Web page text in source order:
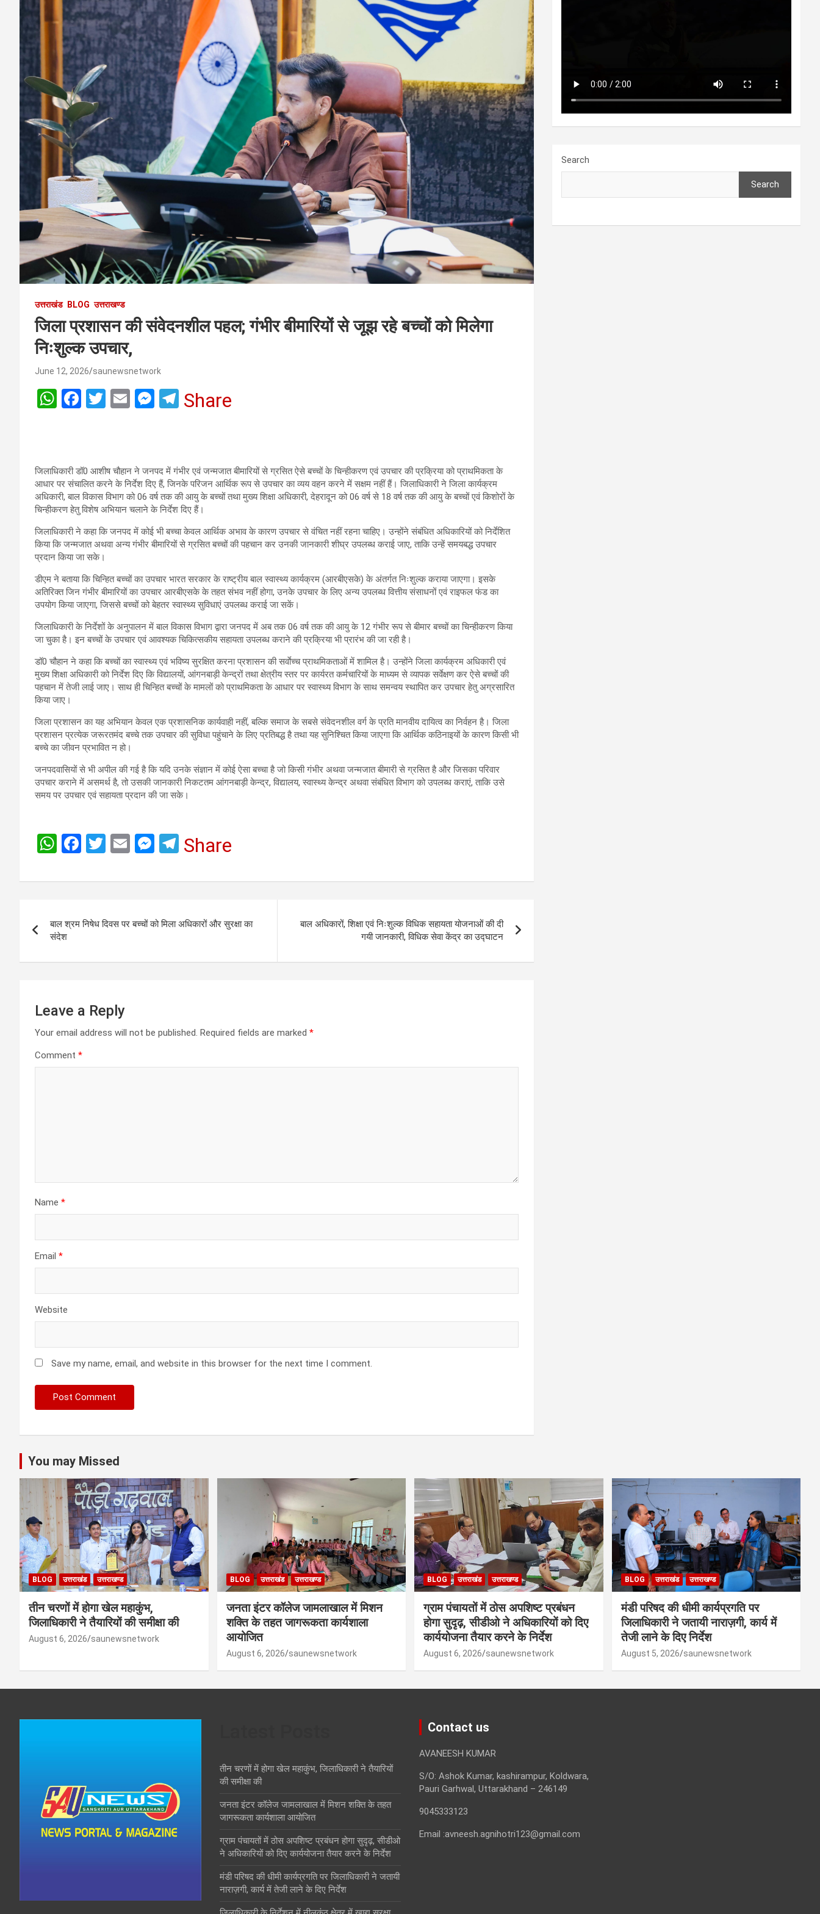
उत्तराखंड BLOG उत्तराखण्ड
जिला प्रशासन की संवेदनशील पहल; गंभीर बीमारियों से जूझ रहे बच्चों को मिलेगा
निःशुल्क उपचार,
June 12, 2026 saunewsnetwork
W
A
p
p
F
o
o
k
T
E
M
g
er
T
a
m
Share
जिलाधिकारी डॉ0 आशीष चौहान ने जनपद में गंभीर एवं जन्मजात बीमारियों से ग्रसित ऐसे बच्चों के चिन्हीकरण एवं उपचार की प्रक्रिया को प्राथमिकता के
आधार पर संचालित करने के निर्देश दिए हैं, जिनके परिजन आर्थिक रूप से उपचार का व्यय वहन करने में सक्षम नहीं हैं। जिलाधिकारी ने जिला कार्यक्रम
अधिकारी, बाल विकास विभाग को 06 वर्ष तक की आयु के बच्चों तथा मुख्य शिक्षा अधिकारी, देहरादून को 06 वर्ष से 18 वर्ष तक की आयु के बच्चों एवं किशोरों के
चिन्हीकरण हेतु विशेष अभियान चलाने के निर्देश दिए हैं।
जिलाधिकारी ने कहा कि जनपद में कोई भी बच्चा केवल आर्थिक अभाव के कारण उपचार से वंचित नहीं रहना चाहिए। उन्होंने संबंधित अधिकारियों को निर्देशित
किया कि जन्मजात अथवा अन्य गंभीर बीमारियों से ग्रसित बच्चों की पहचान कर उनकी जानकारी शीघ्र उपलब्ध कराई जाए, ताकि उन्हें समयबद्ध उपचार
प्रदान किया जा सके।
डीएम ने बताया कि चिन्हित बच्चों का उपचार भारत सरकार के राष्ट्रीय बाल स्वास्थ्य कार्यक्रम (आरबीएसके) के अंतर्गत निःशुल्क कराया जाएगा। इसके
अतिरिक्त जिन गंभीर बीमारियों का उपचार आरबीएसके के तहत संभव नहीं होगा, उनके उपचार के लिए अन्य उपलब्ध वित्तीय संसाधनों एवं राइफल फंड का
उपयोग किया जाएगा, जिससे बच्चों को बेहतर स्वास्थ्य सुविधाएं उपलब्ध कराई जा सकें।
जिलाधिकारी के निर्देशों के अनुपालन में बाल विकास विभाग द्वारा जनपद में अब तक 06 वर्ष तक की आयु के 12 गंभीर रूप से बीमार बच्चों का चिन्हीकरण किया
जा चुका है। इन बच्चों के उपचार एवं आवश्यक चिकित्सकीय सहायता उपलब्ध कराने की प्रक्रिया भी प्रारंभ की जा रही है।
डॉ0 चौहान ने कहा कि बच्चों का स्वास्थ्य एवं भविष्य सुरक्षित करना प्रशासन की सर्वाेच्च प्राथमिकताओं में शामिल है। उन्होंने जिला कार्यक्रम अधिकारी एवं
मुख्य शिक्षा अधिकारी को निर्देश दिए कि विद्यालयों, आंगनबाड़ी केन्द्रों तथा क्षेत्रीय स्तर पर कार्यरत कर्मचारियों के माध्यम से व्यापक सर्वेक्षण कर ऐसे बच्चों की
पहचान में तेजी लाई जाए। साथ ही चिन्हित बच्चों के मामलों को प्राथमिकता के आधार पर स्वास्थ्य विभाग के साथ समन्वय स्थापित कर उपचार हेतु अग्रसारित
किया जाए।
जिला प्रशासन का यह अभियान केवल एक प्रशासनिक कार्यवाही नहीं, बल्कि समाज के सबसे संवेदनशील वर्ग के प्रति मानवीय दायित्व का निर्वहन है। जिला
प्रशासन प्रत्येक जरूरतमंद बच्चे तक उपचार की सुविधा पहुंचाने के लिए प्रतिबद्ध है तथा यह सुनिश्चित किया जाएगा कि आर्थिक कठिनाइयों के कारण किसी भी
बच्चे का जीवन प्रभावित न हो।
जनपदवासियों से भी अपील की गई है कि यदि उनके संज्ञान में कोई ऐसा बच्चा है जो किसी गंभीर अथवा जन्मजात बीमारी से ग्रसित है और जिसका परिवार
उपचार कराने में असमर्थ है, तो उसकी जानकारी निकटतम आंगनबाड़ी केन्द्र, विद्यालय, स्वास्थ्य केन्द्र अथवा संबंधित विभाग को उपलब्ध कराएं, ताकि उसे
समय पर उपचार एवं सहायता प्रदान की जा सके।
W
at
A
p
p
F
ce
o
k
T
tt
E
ail
M
se
g
T
e
a
Share
navigation
बाल श्रम निषेध दिवस पर बच्चों को मिला अधिकारों और सुरक्षा का
संदेश
बाल अधिकारों, शिक्षा एवं निःशुल्क विधिक सहायता योजनाओं की दी
गयी जानकारी, विधिक सेवा केंद्र का उद्घाटन
Leave a Reply
Your email address will not be published. Required fields are marked *
Comment *
Name *
Email *
Website
Save my name, email, and website in this browser for the next time I comment.
Search
Search
You may Missed
BLOG उत्तराखंड उत्तराखण्ड
तीन चरणों में होगा खेल महाकुंभ,
जिलाधिकारी ने तैयारियों की समीक्षा की
August 6, 2026 saunewsnetwork
BLOG उत्तराखंड उत्तराखण्ड
जनता इंटर कॉलेज जामलाखाल में मिशन
शक्ति के तहत जागरूकता कार्यशाला
आयोजित
August 6, 2026 saunewsnetwork
BLOG उत्तराखंड उत्तराखण्ड
ग्राम पंचायतों में ठोस अपशिष्ट प्रबंधन
होगा सुदृढ़, सीडीओ ने अधिकारियों को दिए
कार्ययोजना तैयार करने के निर्देश
August 6, 2026 saunewsnetwork
BLOG उत्तराखंड उत्तराखण्ड
मंडी परिषद की धीमी कार्यप्रगति पर
जिलाधिकारी ने जतायी नाराज़गी, कार्य में
तेजी लाने के दिए निर्देश
August 5, 2026 saunewsnetwork
तीन चरणों में होगा खेल महाकुंभ, जिलाधिकारी ने तैयारियों
की समीक्षा की
जनता इंटर कॉलेज जामलाखाल में मिशन शक्ति के तहत
जागरूकता कार्यशाला आयोजित
ग्राम पंचायतों में ठोस अपशिष्ट प्रबंधन होगा सुदृढ़, सीडीओ
ने अधिकारियों को दिए कार्ययोजना तैयार करने के निर्देश
मंडी परिषद की धीमी कार्यप्रगति पर जिलाधिकारी ने जतायी
नाराज़गी, कार्य में तेजी लाने के दिए निर्देश
Contact us
AVANEESH KUMAR
S/O: Ashok Kumar, kashirampur, Koldwara,
Pauri Garhwal, Uttarakhand – 246149
9045333123
Email :avneesh.agnihotri123@gmail.com